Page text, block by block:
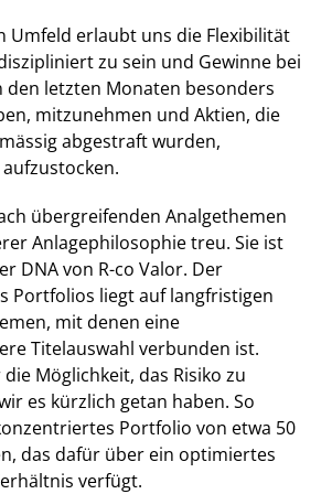
Umfeld erlaubt uns die Flexibilität
zu sein und Gewinne bei
den letzten Monaten besonders
mitzunehmen und Aktien, die
abgestraft wurden,
übergreifenden Analgethemen
Anlagephilosophie treu. Sie ist
DNA von R-co Valor. Der
Portfolios liegt auf langfristigen
mit denen eine
Titelauswahl verbunden ist.
Möglichkeit, das Risiko zu
es kürzlich getan haben. So
Portfolio von etwa 50
das dafür über ein optimiertes
verfügt.